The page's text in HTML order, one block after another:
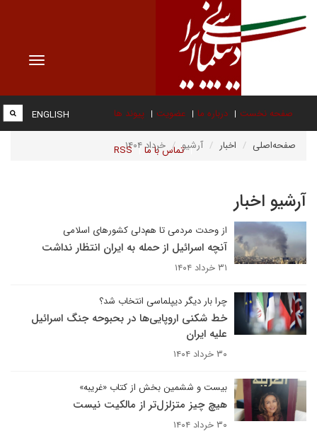
Toggle
صفحه نخست درباره ما عضویت پیوند ها
تماس با ما RSS
ENGLISH
صفحه‌اصلی اخبار آرشیو خرداد ۱۴۰۴
آرشیو اخبار
از وحدت مردمی تا هم‌دلی کشورهای اسلامی
آنچه اسرائیل از حمله به ایران انتظار نداشت
۳۱ خرداد ۱۴۰۴
چرا بار دیگر دیپلماسی انتخاب شد؟
خط شکنی اروپایی‌ها در بحبوحه جنگ اسرائیل
علیه ایران
۳۰ خرداد ۱۴۰۴
بیست و ششمین بخش از کتاب «غریبه»
هیچ چیز متزلزل‌تر از مالکیت نیست
۳۰ خرداد ۱۴۰۴